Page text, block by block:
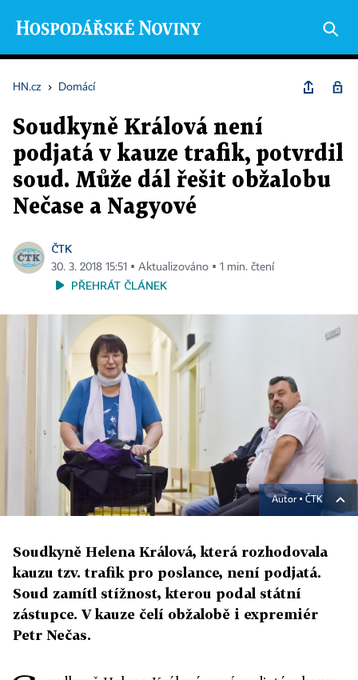
HN.cz › Domácí
Soudkyně Králová není
podjatá v kauze trafik, potvrdil
soud. Může dál řešit obžalobu
Nečase a Nagyové
ČTK
30. 3. 2018 15:51 ▪ Aktualizováno ▪ 1 min. čtení
PŘEHRÁT ČLÁNEK
Autor ▪ ČTK
Soudkyně Helena Králová, která rozhodovala
kauzu tzv. trafik pro poslance, není podjatá.
Soud zamítl stížnost, kterou podal státní
zástupce. V kauze čelí obžalobě i expremiér
Petr Nečas.